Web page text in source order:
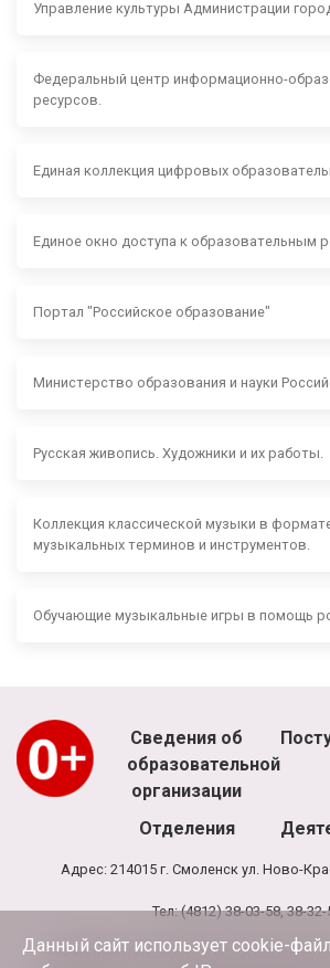
Управление культуры Администрации
Федеральный центр информационно-
ресурсов.
Единая коллекция цифровых
Единое окно доступа к образовательным
Портал "Российское образование"
Министерство образования и науки
Русская живопись. Художники и их работы.
Коллекция классической музыки в
музыкальных терминов и инструментов.
Обучающие музыкальные игры в помощь
Сведения об
образовательной
организации
Отделения
Адрес: 214015 г. Смоленск ул. Ново-
Тел: (4812) 38-03-58, 38-32-
Режим работы школы: 8.00 - 20.00,
Данный сайт использует cookie-